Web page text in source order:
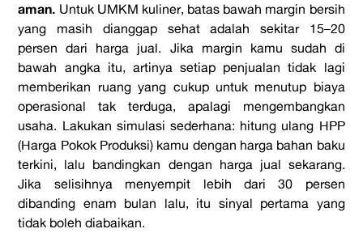
aman. Untuk UMKM kuliner, batas bawah margin bersih
yang masih dianggap sehat adalah sekitar 15–20
persen dari harga jual. Jika margin kamu sudah di
bawah angka itu, artinya setiap penjualan tidak lagi
memberikan ruang yang cukup untuk menutup biaya
operasional tak terduga, apalagi mengembangkan
usaha. Lakukan simulasi sederhana: hitung ulang HPP
(Harga Pokok Produksi) kamu dengan harga bahan baku
terkini, lalu bandingkan dengan harga jual sekarang.
Jika selisihnya menyempit lebih dari 30 persen
dibanding enam bulan lalu, itu sinyal pertama yang
tidak boleh diabaikan.